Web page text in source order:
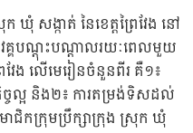
ឃុំ សង្កាត់ នៃខេត្តព្រៃវែង នៅ
វគ្គបណ្តុះបណ្តាលរយៈពេលមួយ
ៃវែង លើមេរៀនចំនួនពីរ គឺ១៖
ល្អ និង២៖ ការតម្រង់ទិសដល់
ជិកក្រុមប្រឹក្សាក្រុង ស្រុក ឃុំ